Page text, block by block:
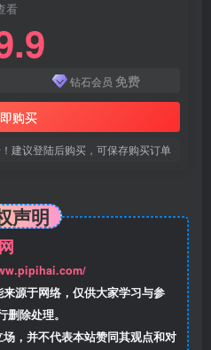
看
钻石会员 免费
购买
建议登陆后购买，可保存购买订单
声明
源于网络，仅供大家学习与参
除处理。
，并不代表本站赞同其观点和对